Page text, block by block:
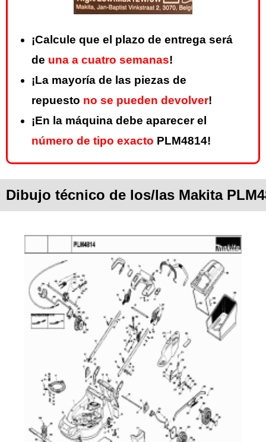
¡Calcule que el plazo de entrega será
de una a cuatro semanas!
¡La mayoría de las piezas de
repuesto no se pueden devolver!
¡En la máquina debe aparecer el
número de tipo exacto PLM4814!
Dibujo técnico de los/las Makita